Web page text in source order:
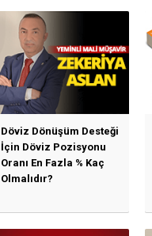
Döviz Dönüşüm Desteği
İçin Döviz Pozisyonu
Oranı En Fazla % Kaç
Olmalıdır?